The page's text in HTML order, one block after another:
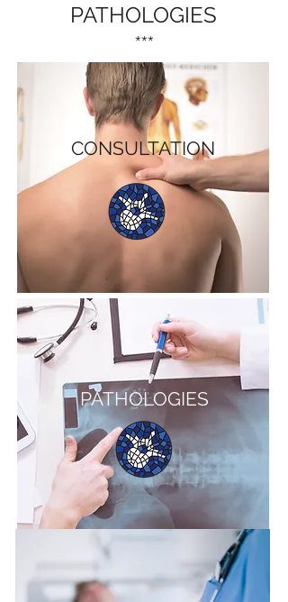
PATHOLOGIES
***
CONSULTATION
***
PATHOLOGIES
***